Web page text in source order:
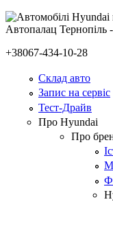
+38067-434-10-28
Склад авто
Запис на сервіс
Тест-Драйв
Про Hyundai
Про